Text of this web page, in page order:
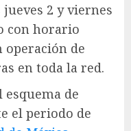
2 y viernes
con horario
operación de
en toda la red.
de
el periodo de